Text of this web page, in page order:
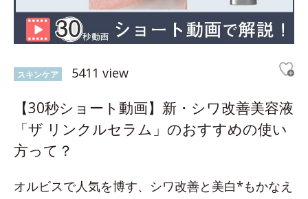
スキンケア 5411 view
【30秒ショート動画】新・シワ改善美容液
「ザ リンクルセラム」のおすすめの使い
方って？
オルビスで人気を博す、シワ改善と美白*もかなえ